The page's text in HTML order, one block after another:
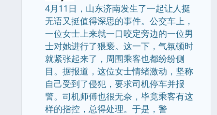
4月11日，山东济南发生了一起让人挺
无语又挺值得深思的事件。公交车上，
一位女士上来就一口咬定旁边的一位男
士对她进行了猥亵。这一下，气氛顿时
就紧张起来了，周围乘客也都纷纷侧
目。据报道，这位女士情绪激动，坚称
自己受到了侵犯，要求司机停车并报
警。司机师傅也很无奈，毕竟乘客有这
样的指控，总得处理。于是，警